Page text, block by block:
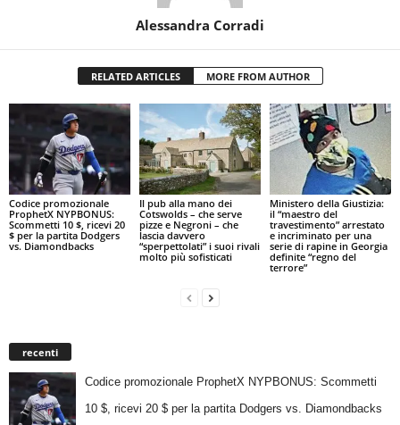
Alessandra Corradi
RELATED ARTICLES MORE FROM AUTHOR
Codice promozionale
ProphetX NYPBONUS:
Scommetti 10 $, ricevi 20
$ per la partita Dodgers
vs. Diamondbacks
Il pub alla mano dei
Cotswolds – che serve
pizze e Negroni – che
lascia davvero
“sperpettolati” i suoi rivali
molto più sofisticati
Ministero della Giustizia:
il “maestro del
travestimento” arrestato
e incriminato per una
serie di rapine in Georgia
definite “regno del
terrore”
recenti
Codice promozionale ProphetX NYPBONUS: Scommetti
10 $, ricevi 20 $ per la partita Dodgers vs. Diamondbacks